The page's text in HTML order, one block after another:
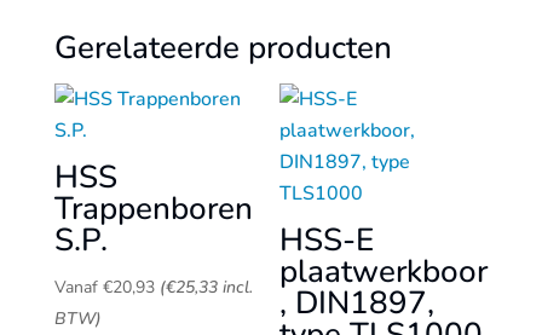
Gerelateerde producten
HSS
Trappenboren
S.P.
Vanaf €20,93 (€25,33incl.
BTW)
HSS-E
plaatwerkboor
, DIN1897,